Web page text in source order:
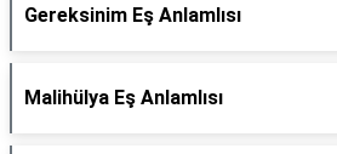
Gereksinim Eş Anlamlısı
Malihülya Eş Anlamlısı